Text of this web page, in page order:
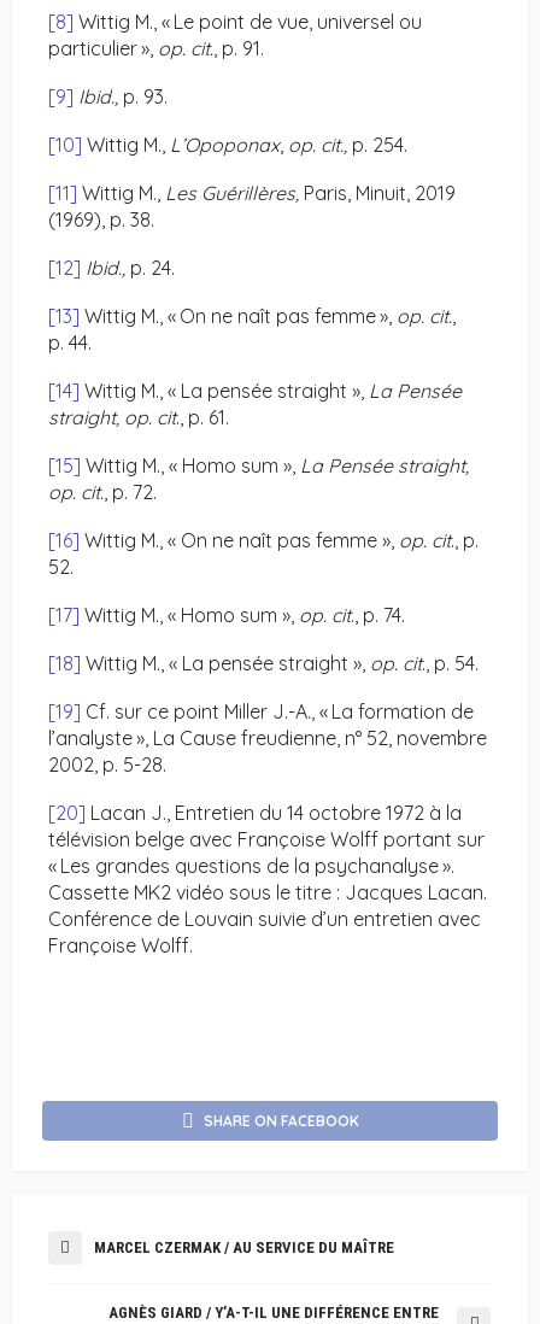
[8] Wittig M., « Le point de vue, universel ou
particulier », op. cit., p. 91.
[9] Ibid., p. 93.
[10] Wittig M., L’Opoponax, op. cit., p. 254.
[11] Wittig M., Les Guérillères, Paris, Minuit, 2019
(1969), p. 38.
[12] Ibid., p. 24.
[13] Wittig M., « On ne naît pas femme », op. cit.,
p. 44.
[14] Wittig M., « La pensée straight », La Pensée
straight, op. cit., p. 61.
[15] Wittig M., « Homo sum », La Pensée straight,
op. cit., p. 72.
[16] Wittig M., « On ne naît pas femme », op. cit., p.
52.
[17] Wittig M., « Homo sum », op. cit., p. 74.
[18] Wittig M., « La pensée straight », op. cit., p. 54.
[19] Cf. sur ce point Miller J.-A., « La formation de
l’analyste », La Cause freudienne, n° 52, novembre
2002, p. 5-28.
[20] Lacan J., Entretien du 14 octobre 1972 à la
télévision belge avec Françoise Wolff portant sur
« Les grandes questions de la psychanalyse ».
Cassette MK2 vidéo sous le titre : Jacques Lacan.
Conférence de Louvain suivie d’un entretien avec
Françoise Wolff.
SHARE ON FACEBOOK
MARCEL CZERMAK / AU SERVICE DU MAÎTRE
AGNÈS GIARD / Y’A-T-IL UNE DIFFÉRENCE ENTRE